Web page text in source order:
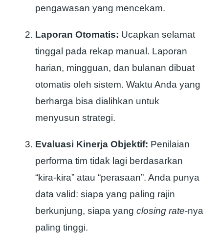
pengawasan yang mencekam.
Laporan Otomatis: Ucapkan selamat
tinggal pada rekap manual. Laporan
harian, mingguan, dan bulanan dibuat
otomatis oleh sistem. Waktu Anda yang
berharga bisa dialihkan untuk
menyusun strategi.
Evaluasi Kinerja Objektif: Penilaian
performa tim tidak lagi berdasarkan
“kira-kira” atau “perasaan”. Anda punya
data valid: siapa yang paling rajin
berkunjung, siapa yang closing rate-nya
paling tinggi.